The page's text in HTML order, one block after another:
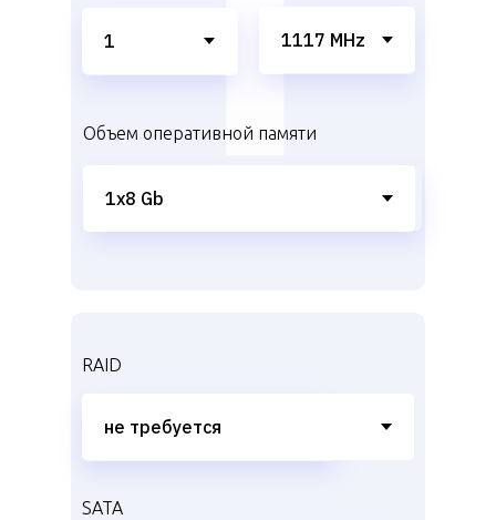
Объем оперативной памяти
SATA
RAID